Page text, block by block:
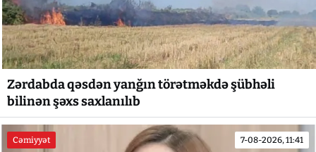
Zərdabda qəsdən yanğın törətməkdə şübhəli
bilinən şəxs saxlanılıb
Cəmiyyət 7-08-2026, 11:41